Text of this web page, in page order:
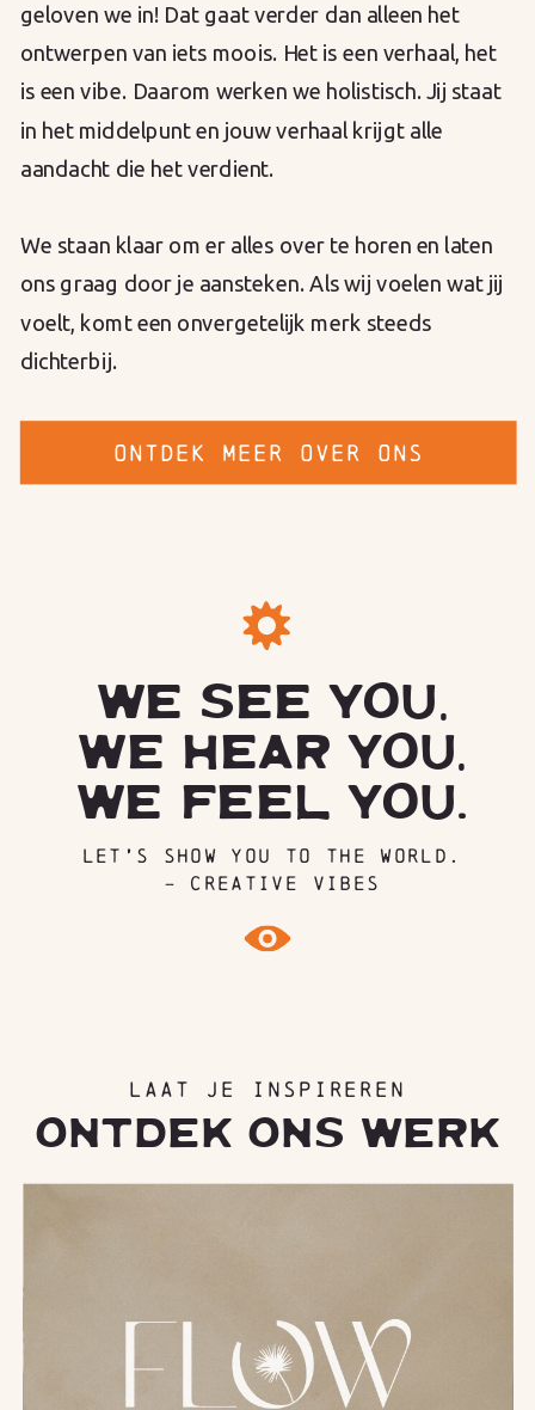
geloven we in! Dat gaat verder dan alleen het
ontwerpen van iets moois. Het is een verhaal, het
is een vibe. Daarom werken we holistisch. Jij staat
in het middelpunt en jouw verhaal krijgt alle
aandacht die het verdient.
We staan klaar om er alles over te horen en laten
ons graag door je aansteken. Als wij voelen wat jij
voelt, komt een onvergetelijk merk steeds
dichterbij.
ONTDEK MEER OVER ONS
LET’S SHOW YOU TO THE WORLD.
- CREATIVE VIBES
WE SEE YOU,
WE HEAR YOU,
WE FEEL YOU.
ONTDEK ONS WERK
LAAT JE INSPIREREN